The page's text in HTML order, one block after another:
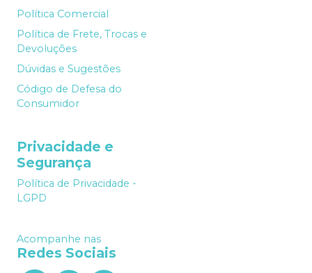
Política Comercial
Política de Frete, Trocas e
Devoluções
Dúvidas e Sugestões
Código de Defesa do
Consumidor
Privacidade e
Segurança
Política de Privacidade -
LGPD
Acompanhe nas
Redes Sociais